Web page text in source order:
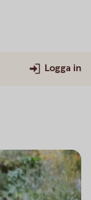
Logga in